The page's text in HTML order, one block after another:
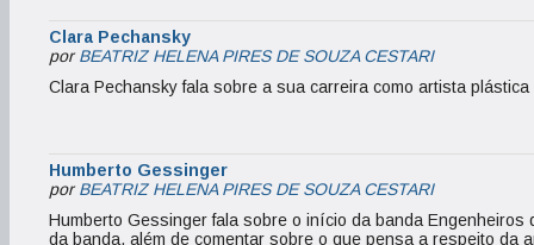
Clara Pechansky
porBEATRIZ HELENA PIRES DE SOUZA CESTARI
Clara Pechansky fala sobre a sua carreira como artista
Humberto Gessinger
porBEATRIZ HELENA PIRES DE SOUZA CESTARI
Humberto Gessinger fala sobre o início da banda Engenheiros
da banda, além de comentar sobre o que pensa a respeito da